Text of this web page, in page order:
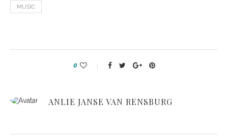
MUSIC
0
ANLIE JANSE VAN RENSBURG